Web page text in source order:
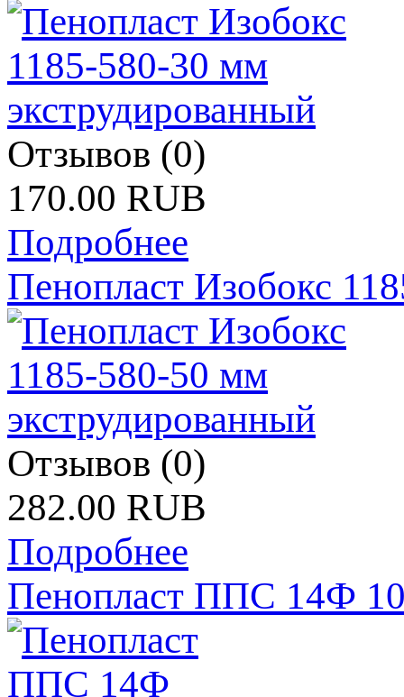
Отзывов (0)
170.00 RUB
Подробнее
Пенопласт Изобокс
Отзывов (0)
282.00 RUB
Подробнее
Пенопласт ППС 14Ф